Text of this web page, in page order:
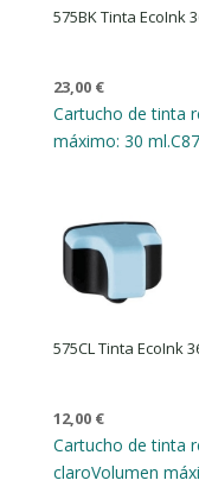
575BK Tinta EcoInk
23,00 €
Cartucho de tinta
máximo: 30 ml.
575CL Tinta EcoInk
12,00 €
Cartucho de tinta
claroVolumen